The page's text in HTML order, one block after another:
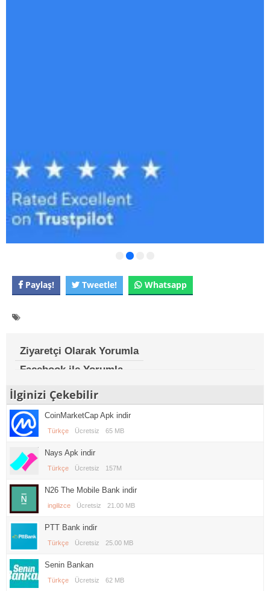
Paylaş! Tweetle! Whatsapp
Ziyaretçi Olarak Yorumla
Facebook ile Yorumla
İlginizi Çekebilir
CoinMarketCap Apk indir
Türkçe Ücretsiz 65 MB
Nays Apk indir
Türkçe Ücretsiz 157M
N26 The Mobile Bank indir
ingilizce Ücretsiz 21.00 MB
PTT Bank indir
Türkçe Ücretsiz 25.00 MB
Senin Bankan
Türkçe Ücretsiz 62 MB